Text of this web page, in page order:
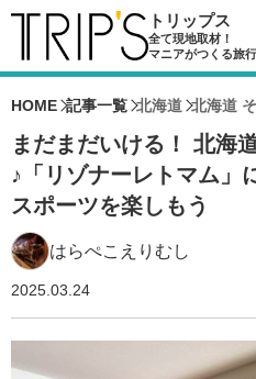
トリップス
全て現地取材！
マニアがつくる旅
HOME 記事一覧 北海道 北海道
まだまだいける！ 北海
♪「リゾナーレトマム」
スポーツを楽しもう
はらぺこえりむし
2025.03.24